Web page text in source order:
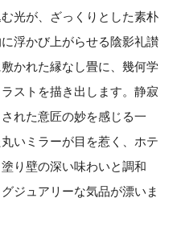
光が、ざっくりとした素朴
浮かび上がらせる陰影礼讃
かれた縁なし畳に、幾何学
ストを描き出します。静寂
れた意匠の妙を感じる一
いミラーが目を惹く、ホテ
り壁の深い味わいと調和
ジュアリーな気品が漂いま